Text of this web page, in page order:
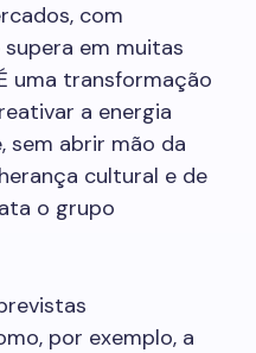
com
em muitas
uma transformação
a energia
sem abrir mão da
cultural e de
o grupo
por exemplo, a